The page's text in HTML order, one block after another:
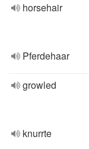
horsehair
Pferdehaar
growled
knurrte